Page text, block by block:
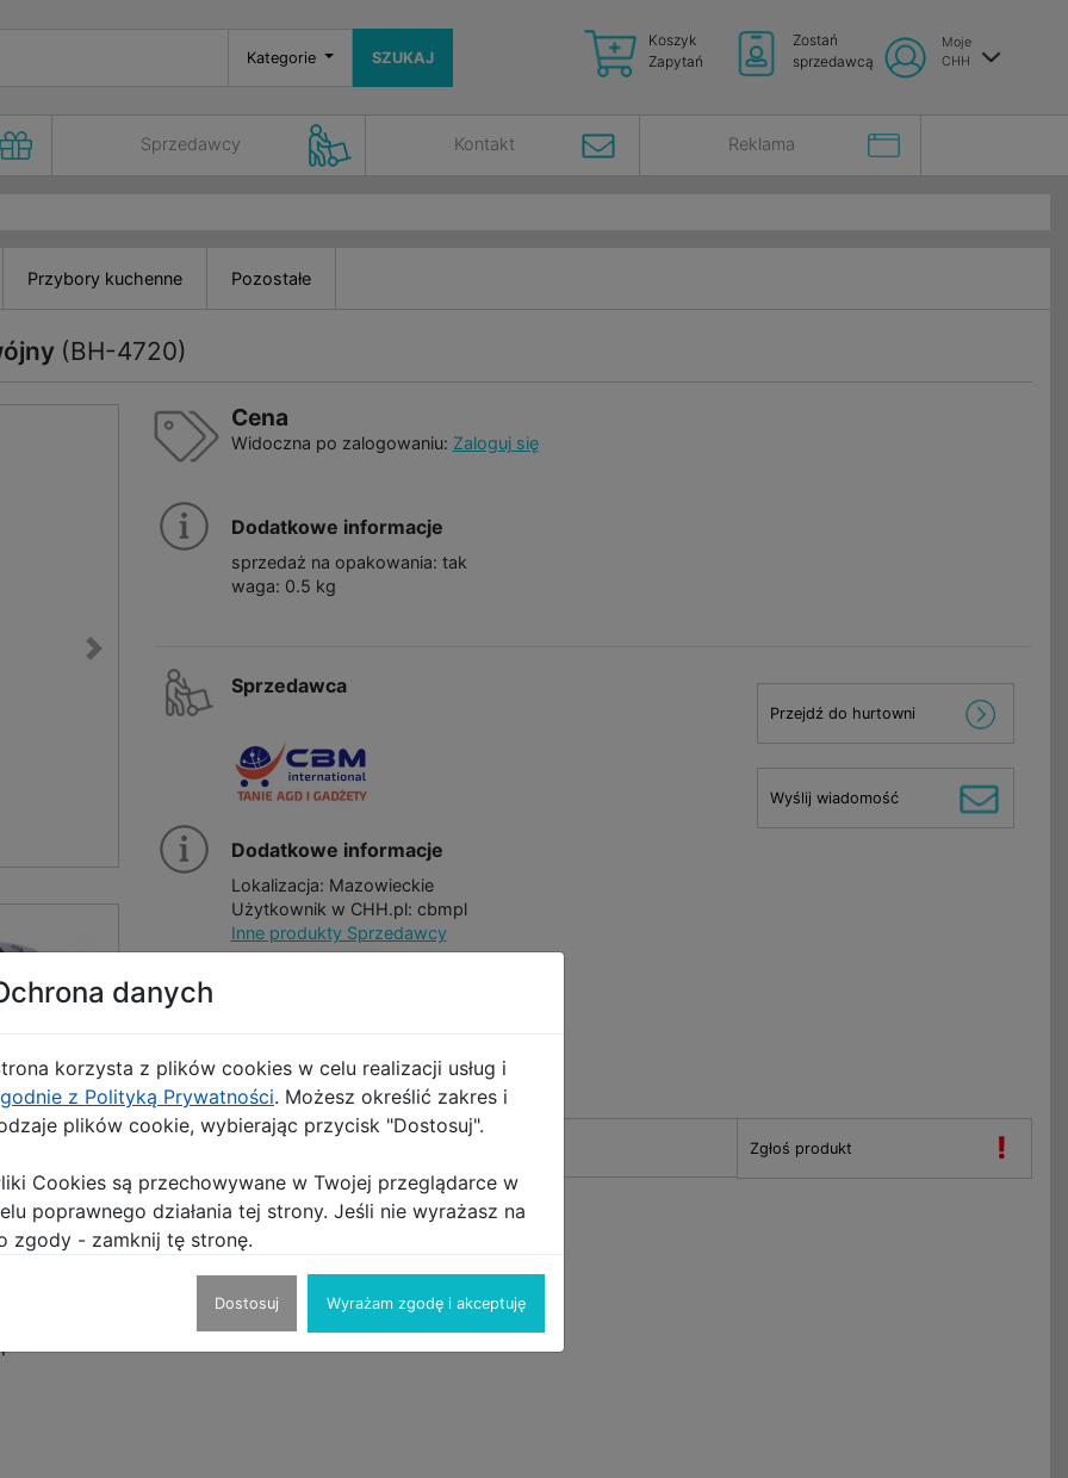
Kategorie SZUKAJ
Koszyk
Zapytań
Zostań
sprzedawcą
Moje
CHH
Sprzedawcy Kontakt Reklama
Przybory kuchenne Pozostałe
(BH-4720)
Cena
Widoczna po zalogowaniu: Zaloguj się
Dodatkowe informacje
sprzedaż na opakowania: tak
waga: 0.5 kg
Sprzedawca
Dodatkowe informacje
Lokalizacja: Mazowieckie
Użytkownik w CHH.pl: cbmpl
Inne produkty Sprzedawcy
Przejdź do hurtowni
Wyślij wiadomość
Zgłoś produkt !
danych
korzysta z plików cookies w celu realizacji usług i
z Polityką Prywatności. Możesz określić zakres i
plików cookie, wybierając przycisk "Dostosuj".
Cookies są przechowywane w Twojej przeglądarce w
poprawnego działania tej strony. Jeśli nie wyrażasz na
zgody - zamknij tę stronę.
Dostosuj Wyrażam zgodę i akceptuję